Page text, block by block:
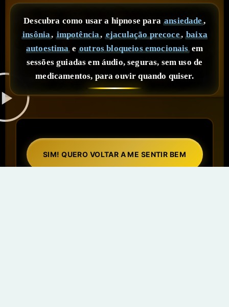
Descubra como usar a hipnose paraansiedade,
insônia, impotência, ejaculação precoce,baixa
autoestimaeoutros bloqueios emocionaisem
sessões guiadas em áudio, seguras, sem uso de
medicamentos, para ouvir quando quiser.
SIM! QUERO VOLTAR A ME SENTIR BEM